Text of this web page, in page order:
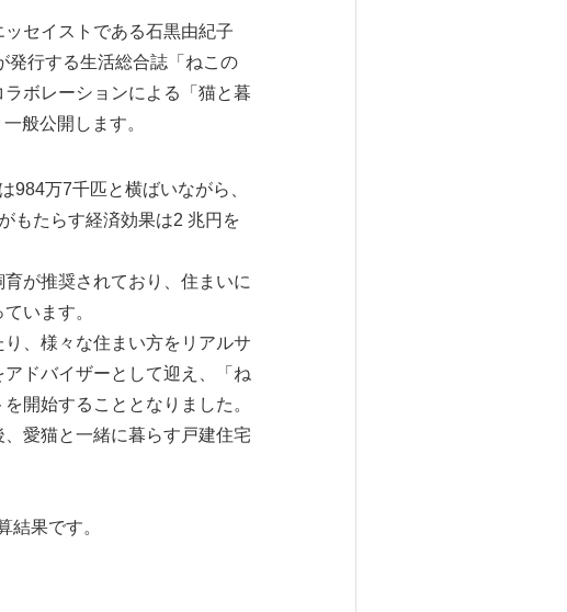
セイストである石黒由紀子
発行する生活総合誌「ねこの
ボレーションによる「猫と暮
般公開します。
万7千匹と横ばいながら、
もたらす経済効果は2 兆円を
が推奨されており、住まいに
います。
、様々な住まい方をリアルサ
ドバイザーとして迎え、「ね
開始することとなりました。
愛猫と一緒に暮らす戸建住宅
果です。